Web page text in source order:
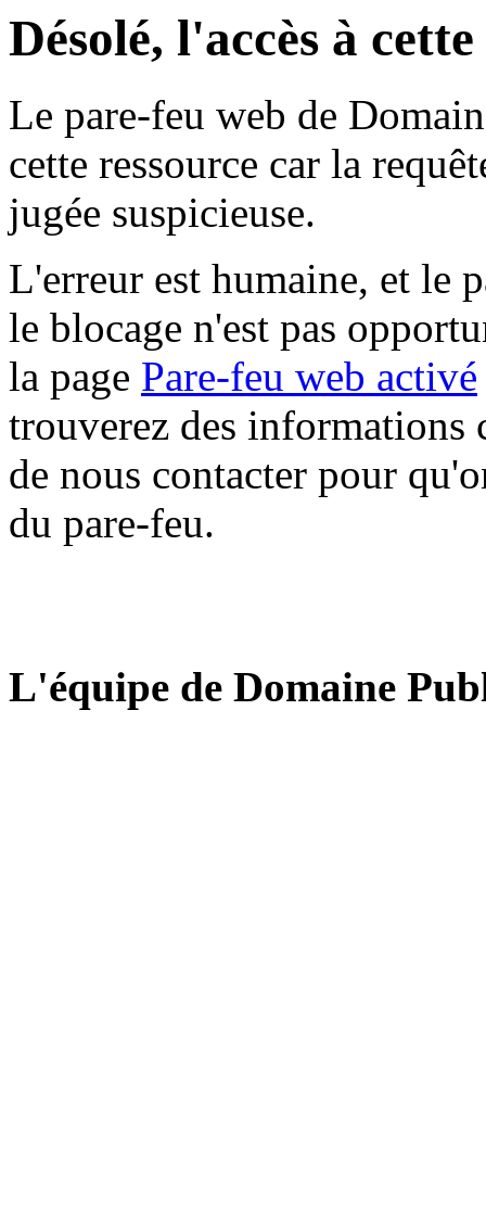
Désolé, l'accès à
Le pare-feu web de
cette ressource car la
jugée suspicieuse.
L'erreur est humaine, et le
le blocage n'est pas
la page Pare-feu web activé
trouverez des informations
de nous contacter pour
du pare-feu.
L'équipe de Domaine